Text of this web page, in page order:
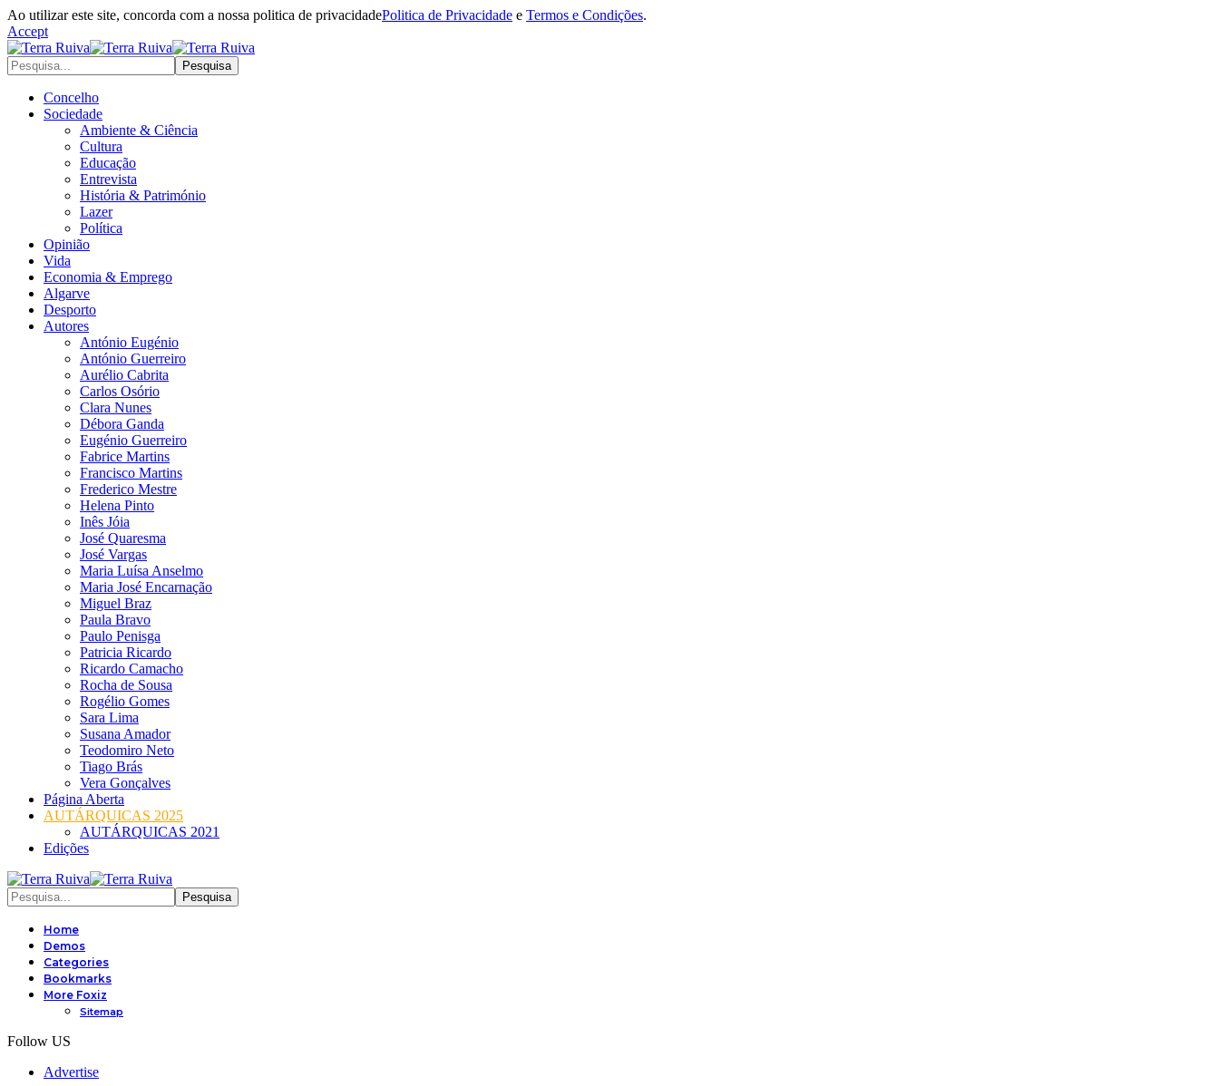
Ao utilizar este site, concorda com a nossa politica de privacidadePolitica de Privacidade e Termos e Condições.
Accept
Concelho
Sociedade
Ambiente & Ciência
Cultura
Educação
Entrevista
História & Património
Lazer
Política
Opinião
Vida
Economia & Emprego
Algarve
Desporto
Autores
António Eugénio
António Guerreiro
Aurélio Cabrita
Carlos Osório
Clara Nunes
Débora Ganda
Eugénio Guerreiro
Fabrice Martins
Francisco Martins
Frederico Mestre
Helena Pinto
Inês Jóia
José Quaresma
José Vargas
Maria Luísa Anselmo
Maria José Encarnação
Miguel Braz
Paula Bravo
Paulo Penisga
Patricia Ricardo
Ricardo Camacho
Rocha de Sousa
Rogélio Gomes
Sara Lima
Susana Amador
Teodomiro Neto
Tiago Brás
Vera Gonçalves
Página Aberta
AUTÁRQUICAS 2025
AUTÁRQUICAS 2021
Edições
Home
Demos
Categories
Bookmarks
More Foxiz
Sitemap
Follow US
Advertise